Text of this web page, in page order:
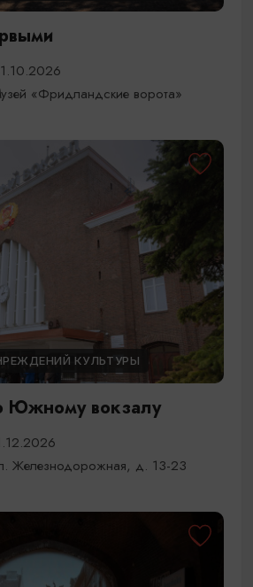
«Фридландские ворота»
КУЛЬТУРЫ
Южному вокзалу
Железнодорожная, д. 13-23